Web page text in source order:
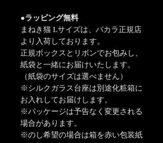
●ラッピング無料
まねき猫 Lサイズは、バカラ正規店
より入荷しております。
正規ボックスとリボンでお包みし、
紙袋と一緒にお届けいたします。
（紙袋のサイズは選べません）
※シルクガラス台座は別途化粧箱に
お入れしてお届けします。
※パッケージは予告なく変更される
場合があります。
※のし希望の場合は箱を赤い包装紙